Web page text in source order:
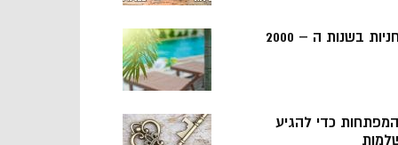
בשנות ה – 2000
5 המפתחות כדי להגיע